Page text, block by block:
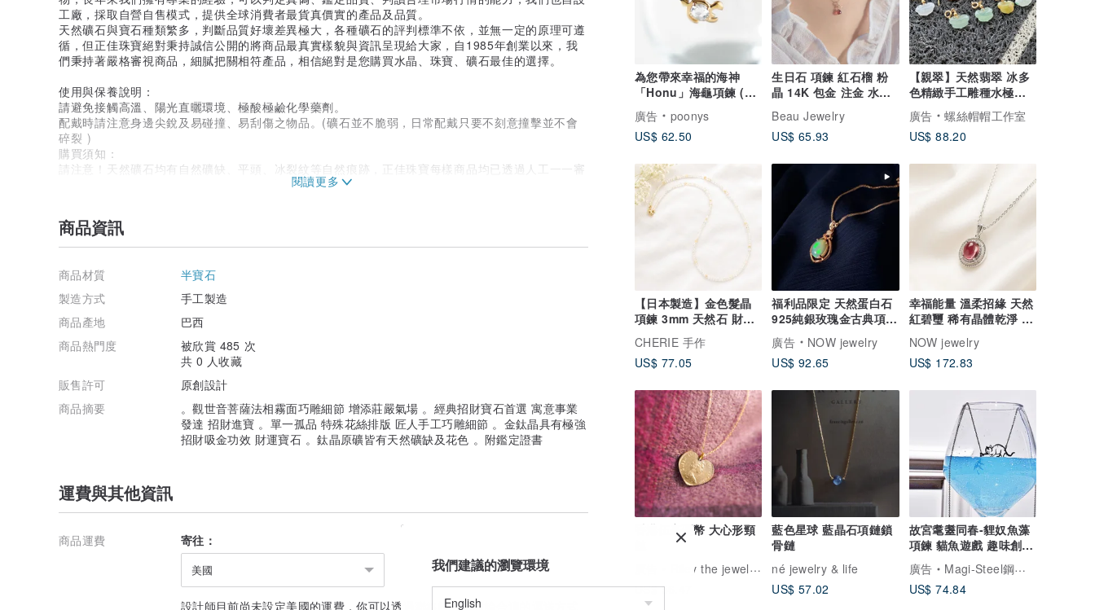
為您帶來幸福的海神
「Honu」海龜項鍊 (金
色) / 台灣本島免運
廣告
poonys
US$ 62.50
生日石 項鍊 紅石榴 粉
晶 14K 包金 注金 水洗
Beau Jewelry
US$ 65.93
【親翠】天然翡翠 冰多
色精緻手工雕種水極美
如意頭鎖骨鏈
廣告
螺絲帽帽工作室
US$ 88.20
【日本製造】金色髮晶
項鍊 3mm 天然石 財運
磁鐵扣環 可選長度 40
50 60cm 贈禮
CHERIE 手作
US$ 77.05
福利品限定 天然蛋白石
925純銀玫瑰金古典項鍊
一物一途 禮物
廣告
NOW jewelry
US$ 92.65
幸福能量 溫柔招緣 天然
紅碧璽 稀有晶體乾淨 透
亮光澤 純銀項鍊
NOW jewelry
US$ 172.83
香港伍毫硬幣 大心形頸
Riley the jewellery
US$ 56.47
藍色星球 藍晶石項鏈鎖
骨鏈
né jewelry & life
US$ 57.02
故宮耄耋同春-貍奴魚藻
項鍊 貓魚遊戲 趣味創意
項鍊 愛貓族 禮物
廣告
Magi-Steel鋼之藝薄鋼飾品 故宮授權聯名商品 台灣設計製造
US$ 74.84
工廠，採取自營自售模式，提供全球消費者最貨真價實的產品及品質。
天然礦石與寶石種類繁多，判斷品質好壞差異極大，各種礦石的評判標準不依，並無一定的原理可遵
循，但正佳珠寶絕對秉持誠信公開的將商品最真實樣貌與資訊呈現給大家，自1985年創業以來，我
們秉持著嚴格審視商品，細膩把關相符產品，相信絕對是您購買水晶、珠寶、礦石最佳的選擇。
使用與保養說明：
請避免接觸高溫、陽光直曬環境、極酸極鹼化學藥劑。
配戴時請注意身邊尖銳及易碰撞、易刮傷之物品。(礦石並不脆弱，日常配戴只要不刻意撞擊並不會
碎裂 )
購買須知：
請注意！天然礦石均有自然礦缺、平頭、冰裂紋等自然痕跡，正佳珠寶每樣商品均已透過人工一一審
核篩選，收到商品時如有瑕疵、缺陷，歡迎聯絡正佳珠寶客服人員，為您解答。
所有商品尺寸與重量皆為手工測量，每件都會略有誤差，標示尺寸請依實物為準。
包材說明：
滿1000元商品，皆附贈正佳珠寶客製化絨布盒、絨布袋、保證卡、紙袋。
請注意包材均依照售出商品調整配置。
各類商品售後服務如下：
(一) 手珠、108顆念珠類商品：
正佳珠寶於鑑賞期內，提供一次18公分內免服務費改穿手圍服務(一次修改含出貨前)。
若修改手圍超過18公分以上（不包含18公分）將酌收額外材料費與工本費。
部分商品無法做修改與更動，如有疑問歡迎洽詢客服人員詢問。
108顆念珠佛珠均享有一次免服務費更換至彈力繩或棉繩服務。
(二) 項鍊吊墜類商品：
凡購買正佳珠寶吊墜類商品均享有一個月免服務費維修（維修部分只包含棉繩、金屬、掛鏈等，不包
維修使用的棉繩、金屬、掛鏈等，款式數量有限，若無相同備品做更改均使用替代之備品做更換。
鑑賞期並非試用期，請注意商品一但經使用配戴（不包含試戴）狀態 ，恕無法辦理退貨，敬請見
諒。
退回商品需包含此筆訂單的所有物品（含贈品、鑑定證書）等，如未將此筆訂單包裹中的所有內容物
妥善包裝、完整寄回，需請您自費郵資補件。
正佳珠寶全店保證顧客收到的產品為真品（如有合成商品、特殊商品均會標示於內文中）
所有商品出貨時均錄影包裝出貨，並會附上正佳珠寶開立的商品保證書（正佳珠寶擔保品質商品），
商品資訊
商品材質
半寶石
製造方式
手工製造
商品產地
巴西
商品熱門度
被欣賞 485 次
共 0 人收藏
販售許可
原創設計
商品摘要
。觀世音菩薩法相霧面巧雕細節 增添莊嚴氣場 。經典招財寶石首選 寓意事業
發達 招財進寶 。單一孤品 特殊花絲排版 匠人手工巧雕細節 。金鈦晶具有極強
招財吸金功效 財運寶石 。鈦晶原礦皆有天然礦缺及花色 。附鑑定證書
運費與其他資訊
商品運費 寄往：
美國
設計師目前尚未設定美國的運費，你可以透過 聯絡設計師討論合適的運送方式
我們建議的瀏覽環境